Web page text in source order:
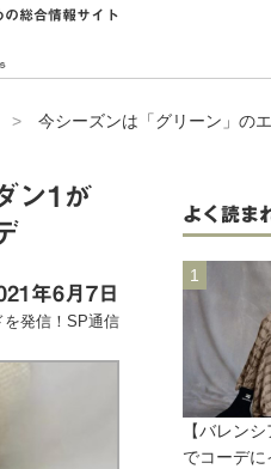
総合情報サイト
> 今シーズンは「グリーン」の
ン1が
年6月7日
を発信！SP通信
よく読ま
【バレン
でコーデ